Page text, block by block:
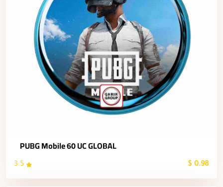
PUBG Mobile 60 UC GLOBAL
0.98 $
3.5